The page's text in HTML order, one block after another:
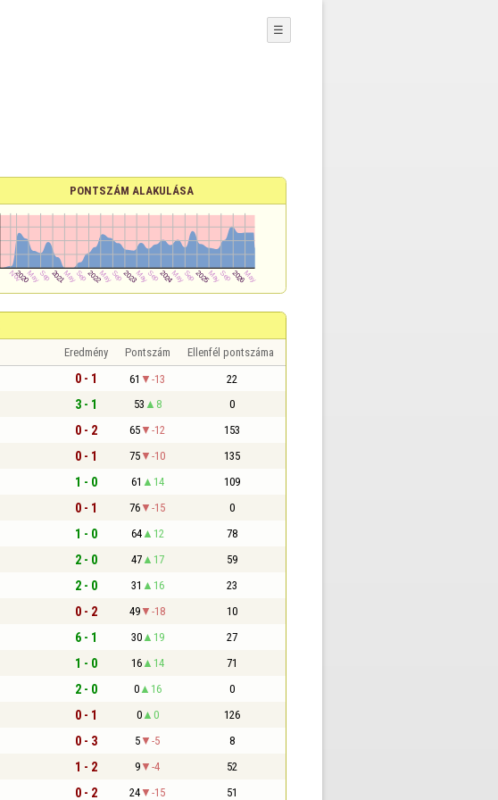
☰
PONTSZÁM ALAKULÁSA
Eredmény Pontszám Ellenfél pontszáma
0 - 1 61 -13 22
3 - 1 53 8 0
0 - 2 65 -12 153
0 - 1 75 -10 135
1 - 0 61 14 109
0 - 1 76 -15 0
1 - 0 64 12 78
2 - 0 47 17 59
2 - 0 31 16 23
0 - 2 49 -18 10
6 - 1 30 19 27
1 - 0 16 14 71
2 - 0 0 16 0
0 - 1 0 0 126
0 - 3 5 -5 8
1 - 2 9 -4 52
0 - 2 24 -15 51